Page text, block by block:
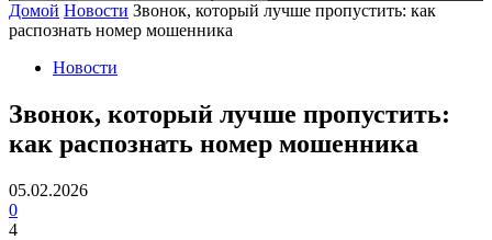
Домой Новости Звонок, который лучше пропустить: как
распознать номер мошенника
Новости
Звонок, который лучше пропустить:
как распознать номер мошенника
05.02.2026
0
4